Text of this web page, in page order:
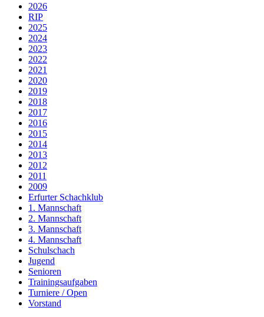
2026
RIP
2025
2024
2023
2022
2021
2020
2019
2018
2017
2016
2015
2014
2013
2012
2011
2009
Erfurter Schachklub
1. Mannschaft
2. Mannschaft
3. Mannschaft
4. Mannschaft
Schulschach
Jugend
Senioren
Trainingsaufgaben
Turniere / Open
Vorstand